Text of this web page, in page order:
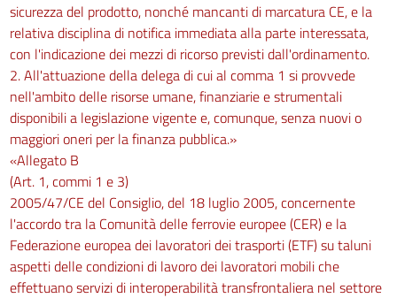
sicurezza del prodotto, nonché mancanti di marcatura CE, e la
relativa disciplina di notifica immediata alla parte interessata,
con l'indicazione dei mezzi di ricorso previsti dall'ordinamento.
2. All'attuazione della delega di cui al comma 1 si provvede
nell'ambito delle risorse umane, finanziarie e strumentali
disponibili a legislazione vigente e, comunque, senza nuovi o
maggiori oneri per la finanza pubblica.»
«Allegato B
(Art. 1, commi 1 e 3)
2005/47/CE del Consiglio, del 18 luglio 2005, concernente
l'accordo tra la Comunità delle ferrovie europee (CER) e la
Federazione europea dei lavoratori dei trasporti (ETF) su taluni
aspetti delle condizioni di lavoro dei lavoratori mobili che
effettuano servizi di interoperabilità transfrontaliera nel settore